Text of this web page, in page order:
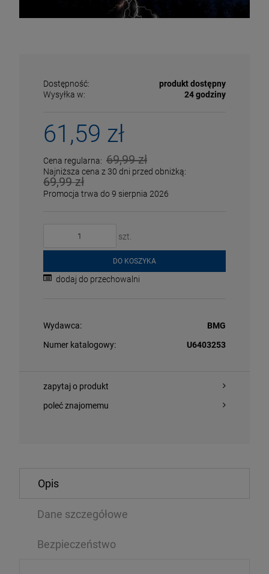
LIONEL - CAN'T SLOW DOWN (WHITE VINYL)
PAŁKA,
Dostępność:
produkt dostępny
Wysyłka w:
24 godziny
61,59 zł
Cena regularna: 69,99 zł
Najniższa cena z 30 dni przed obniżką:
69,99 zł
Promocja trwa do 9 sierpnia 2026
szt.
DO KOSZYKA
dodaj do przechowalni
Wydawca:
BMG
Numer katalogowy:
U6403253
zapytaj o produkt
poleć znajomemu
Opis
Dane szczegółowe
Bezpieczeństwo